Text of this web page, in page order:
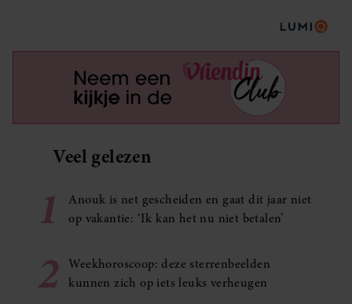
Veel gelezen
1
Anouk is net gescheiden en gaat dit jaar niet
op vakantie: ‘Ik kan het nu niet betalen’
2
Weekhoroscoop: deze sterrenbeelden
kunnen zich op iets leuks verheugen